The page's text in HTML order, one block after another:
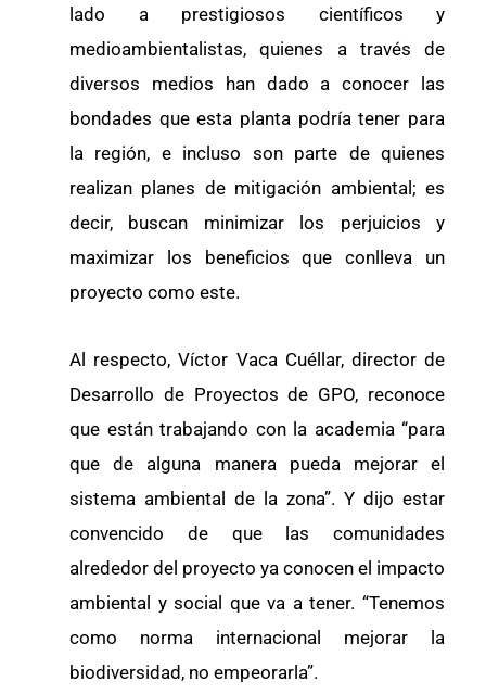
lado a prestigiosos científicos y
medioambientalistas, quienes a través de
diversos medios han dado a conocer las
bondades que esta planta podría tener para
la región, e incluso son parte de quienes
realizan planes de mitigación ambiental; es
decir, buscan minimizar los perjuicios y
maximizar los beneficios que conlleva un
proyecto como este.
Al respecto, Víctor Vaca Cuéllar, director de
Desarrollo de Proyectos de GPO, reconoce
que están trabajando con la academia “para
que de alguna manera pueda mejorar el
sistema ambiental de la zona”. Y dijo estar
convencido de que las comunidades
alrededor del proyecto ya conocen el impacto
ambiental y social que va a tener. “Tenemos
como norma internacional mejorar la
biodiversidad, no empeorarla”.